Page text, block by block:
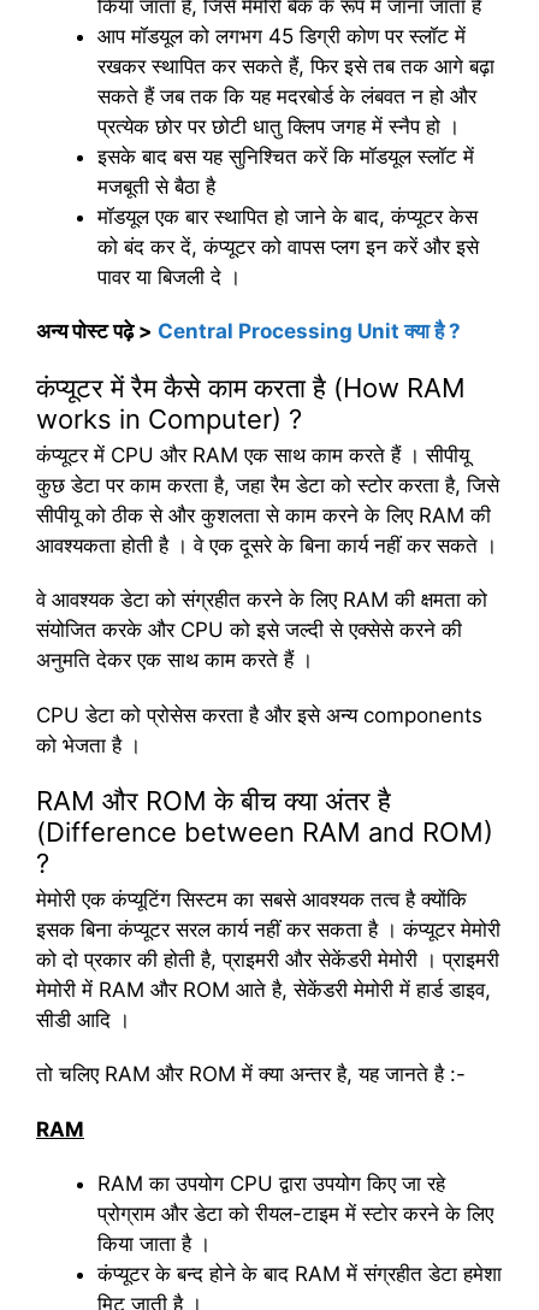
किया जाता है, जिसे मेमोरी बैंक के रूप में जाना जाता है
आप मॉडयूल को लगभग 45 डिग्री कोण पर स्लॉट में
रखकर स्थापित कर सकते हैं, फिर इसे तब तक आगे बढ़ा
सकते हैं जब तक कि यह मदरबोर्ड के लंबवत न हो और
प्रत्येक छोर पर छोटी धातु क्लिप जगह में स्नैप हो ।
इसके बाद बस यह सुनिश्चित करें कि मॉडयूल स्लॉट में
मजबूती से बैठा है
मॉडयूल एक बार स्थापित हो जाने के बाद, कंप्यूटर केस
को बंद कर दें, कंप्यूटर को वापस प्लग इन करें और इसे
पावर या बिजली दे ।
अन्य पोस्ट पढ़े > Central Processing Unit क्या है ?
कंप्यूटर में रैम कैसे काम करता है (How RAM
works in Computer) ?
कंप्यूटर में CPU और RAM एक साथ काम करते हैं । सीपीयू
कुछ डेटा पर काम करता है, जहा रैम डेटा को स्टोर करता है, जिसे
सीपीयू को ठीक से और कुशलता से काम करने के लिए RAM की
आवश्यकता होती है । वे एक दूसरे के बिना कार्य नहीं कर सकते ।
वे आवश्यक डेटा को संग्रहीत करने के लिए RAM की क्षमता को
संयोजित करके और CPU को इसे जल्दी से एक्सेसे करने की
अनुमति देकर एक साथ काम करते हैं ।
CPU डेटा को प्रोसेस करता है और इसे अन्य components
को भेजता है ।
RAM और ROM के बीच क्या अंतर है
(Difference between RAM and ROM)
?
मेमोरी एक कंप्यूटिंग सिस्टम का सबसे आवश्यक तत्व है क्योंकि
इसक बिना कंप्यूटर सरल कार्य नहीं कर सकता है । कंप्यूटर मेमोरी
को दो प्रकार की होती है, प्राइमरी और सेकेंडरी मेमोरी । प्राइमरी
मेमोरी में RAM और ROM आते है, सेकेंडरी मेमोरी में हार्ड डाइव,
सीडी आदि ।
तो चलिए RAM और ROM में क्या अन्तर है, यह जानते है :-
RAM
RAM का उपयोग CPU द्वारा उपयोग किए जा रहे
प्रोग्राम और डेटा को रीयल-टाइम में स्टोर करने के लिए
किया जाता है ।
कंप्यूटर के बन्द होने के बाद RAM में संग्रहीत डेटा हमेशा
मिट जाती है ।